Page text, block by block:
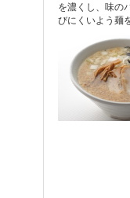
を濃くし、味の
びにくいよう麺